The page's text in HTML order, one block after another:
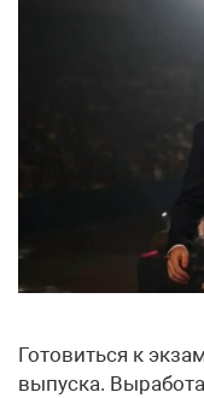
Готовиться к
выпуска.